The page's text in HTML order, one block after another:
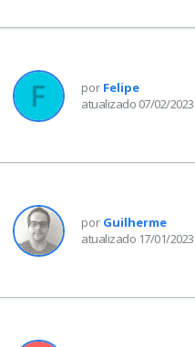
por Felipe
atualizado 07/02/2023
por Guilherme
atualizado 17/01/2023